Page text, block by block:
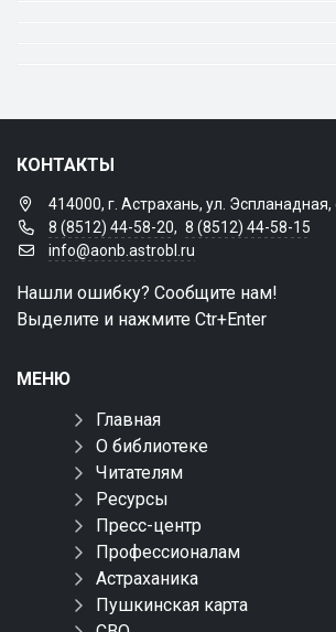
КОНТАКТЫ
414000, г. Астрахань, ул. Эспланадная,
8 (8512) 44-58-20, 8 (8512) 44-58-15
info@aonb.astrobl.ru
Нашли ошибку? Сообщите нам!
Выделите и нажмите Ctr+Enter
МЕНЮ
Главная
О библиотеке
Читателям
Ресурсы
Пресс-центр
Профессионалам
Астраханика
Пушкинская карта